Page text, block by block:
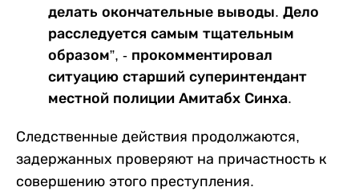
делать окончательные выводы. Дело
расследуется самым тщательным
образом”, - прокомментировал
ситуацию старший суперинтендант
местной полиции Амитабх Синха.
Следственные действия продолжаются,
задержанных проверяют на причастность к
совершению этого преступления.